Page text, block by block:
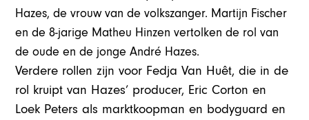
Hazes, de vrouw van de volkszanger. Martijn Fischer
en de 8-jarige Matheu Hinzen vertolken de rol van
de oude en de jonge André Hazes.
Verdere rollen zijn voor Fedja Van Huêt, die in de
rol kruipt van Hazes’ producer, Eric Corton en
Loek Peters als marktkoopman en bodyguard en